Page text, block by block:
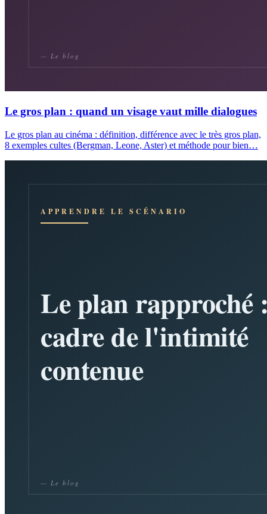
Le gros plan : quand un visage vaut mille dialogues
Le gros plan au cinéma : définition, différence avec le très gros plan,
8 exemples cultes (Bergman, Leone, Aster) et méthode pour bien…